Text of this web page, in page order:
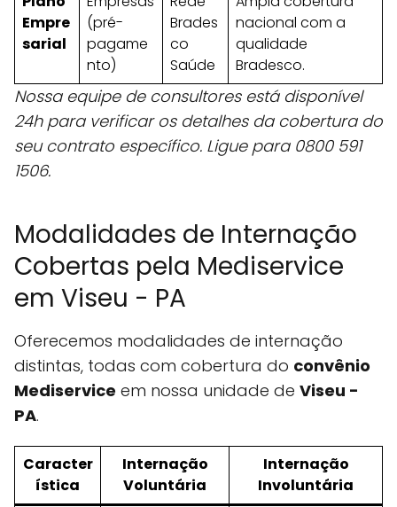
Empre
sarial
(pré-
pagame
nto)
Brades
co
Saúde
nacional com a
qualidade
Bradesco.
Nossa equipe de consultores está disponível
24h para verificar os detalhes da cobertura do
seu contrato específico. Ligue para 0800 591
1506.
Modalidades de Internação
Cobertas pela Mediservice
em Viseu - PA
Oferecemos modalidades de internação
distintas, todas com cobertura do convênio
Mediservice em nossa unidade de Viseu -
PA.
Caracter
ística
Internação
Voluntária
Internação
Involuntária